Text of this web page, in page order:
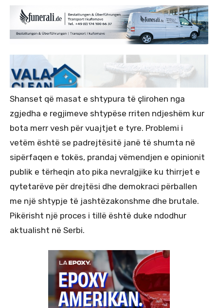
Shanset që masat e shtypura të çlirohen nga
zgjedha e regjimeve shtypëse rriten ndjeshëm kur
bota merr vesh për vuajtjet e tyre. Problemi i
vetëm është se padrejtësitë janë të shumta në
sipërfaqen e tokës, prandaj vëmendjen e opinionit
publik e tërheqin ato pika nevralgjike ku thirrjet e
qytetarëve për drejtësi dhe demokraci përballen
me një shtypje të jashtëzakonshme dhe brutale.
Pikërisht një proces i tillë është duke ndodhur
aktualisht në Serbi.